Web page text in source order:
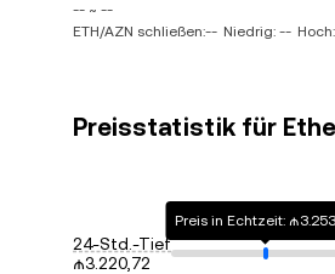
-- ~ --
ETH/AZN schließen:-- Niedrig: --
Preisstatistik für
24-Std.-Tief
₼3.220,72
Preis in Echtzeit: